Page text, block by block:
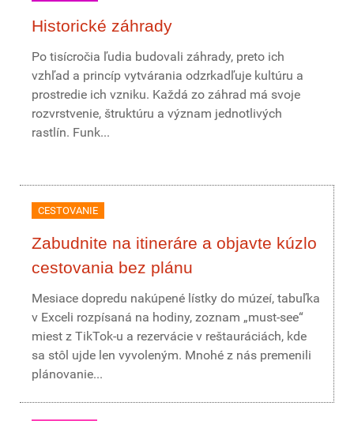
Historické záhrady
Po tisícročia ľudia budovali záhrady, preto ich
vzhľad a princíp vytvárania odzrkadľuje kultúru a
prostredie ich vzniku. Každá zo záhrad má svoje
rozvrstvenie, štruktúru a význam jednotlivých
rastlín. Funk...
CESTOVANIE
Zabudnite na itineráre a objavte kúzlo
cestovania bez plánu
Mesiace dopredu nakúpené lístky do múzeí, tabuľka
v Exceli rozpísaná na hodiny, zoznam „must-see“
miest z TikTok-u a rezervácie v reštauráciách, kde
sa stôl ujde len vyvoleným. Mnohé z nás premenili
plánovanie...